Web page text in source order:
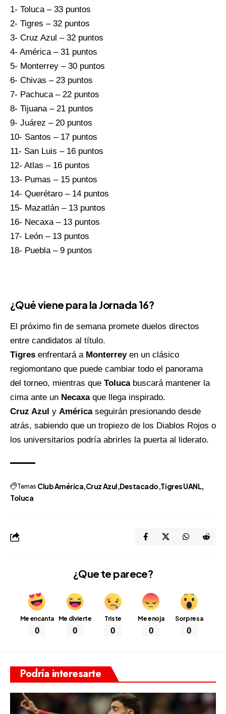
1- Toluca – 33 puntos
2- Tigres – 32 puntos
3- Cruz Azul – 32 puntos
4- América – 31 puntos
5- Monterrey – 30 puntos
6- Chivas – 23 puntos
7- Pachuca – 22 puntos
8- Tijuana – 21 puntos
9- Juárez – 20 puntos
10- Santos – 17 puntos
11- San Luis – 16 puntos
12- Atlas – 16 puntos
13- Pumas – 15 puntos
14- Querétaro – 14 puntos
15- Mazatlán – 13 puntos
16- Necaxa – 13 puntos
17- León – 13 puntos
18- Puebla – 9 puntos
¿Qué viene para la Jornada 16?
El próximo fin de semana promete duelos directos
entre candidatos al título.
Tigres enfrentará a Monterreyen un clásico
regiomontano que puede cambiar todo el panorama
del torneo, mientras que Tolucabuscará mantener la
cima ante un Necaxaque llega inspirado.
Cruz Azul y Américaseguirán presionando desde
atrás, sabiendo que un tropiezo de los Diablos Rojos o
los universitarios podría abrirles la puerta al liderato.
Temas Club América Cruz Azul Destacado Tigres UANL
Toluca
¿Que te parece?
Me encanta
0
Me divierte
0
Triste
0
Me enoja
0
Sorpresa
0
Podría interesarte